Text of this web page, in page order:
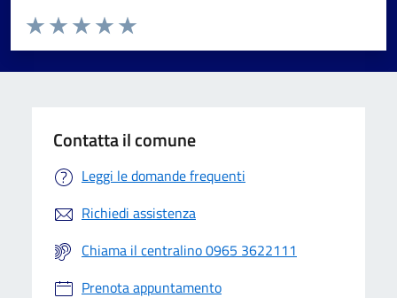
Valuta da 1 a 5 stelle la pagina
Valuta 5 stelle su 5
Valuta 4 stelle su 5
Valuta 3 stelle su 5
Valuta 2 stelle su 5
Valuta 1 stelle su 5
Contatta il comune
Leggi le domande frequenti
Richiedi assistenza
Chiama il centralino 0965 3622111
Prenota appuntamento